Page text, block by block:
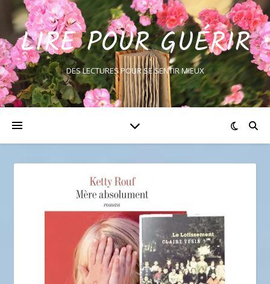
LIRE POUR GUÉRIR
DES LECTURES POUR SE SENTIR MIEUX